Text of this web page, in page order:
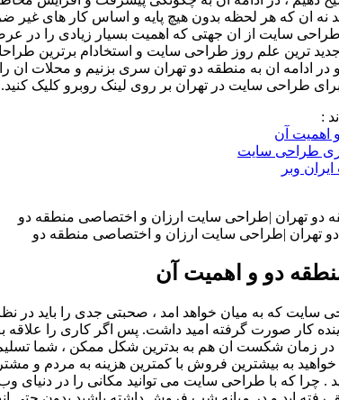
ان که هر لحظه بدون هیچ پایه و اساس کار های غیر
طراحی سایت از ان جهتی که اهمیت بسیار زیادی را
جدید ترین علم روز طراحی سایت و استخادام برترین
و در ادامه ان به منطقه دو تهران سری بزنیم و محلات
برای طراحی سایت در تهران بر روی لینک روبرو کلیک کنید.
:
اهمیت آن
طراحی سایت
وبر
تهران |طراحی سایت ارزان و اختصاصی منطقه دو
دو و اهمیت آن
که به میان خواهد امد ، صحبتی جدی را باید در
کار صورت گرفته امید داشت. پس اگر کاری را علاقه
زمان شکست ان هم به بدترین شکل ممکن ، شما تسلیم
به بیشترین فروش با کمترین هزینه به مردم و
که با طراحی سایت می توانید مکانی را در دنیای